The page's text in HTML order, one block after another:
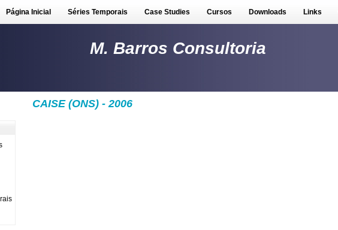
Página Inicial Séries Temporais Case Studies Cursos Downloads Links
M. Barros Consultoria
CAISE (ONS) - 2006